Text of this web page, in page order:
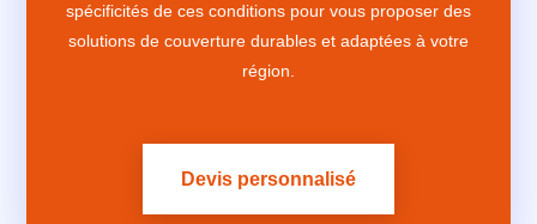
spécificités de ces conditions pour vous proposer des
solutions de couverture durables et adaptées à votre
région.
Devis personnalisé